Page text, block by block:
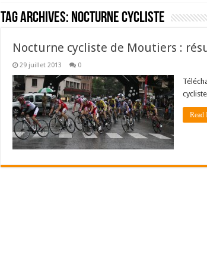
Tag Archives: nocturne cycliste
Nocturne cycliste de Moutiers :
29 juillet 2013 0
Read